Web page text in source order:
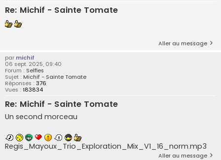
Re: Michif - Sainte Tomate
Aller au message
par michif
06 sept. 2025, 09:40
Forum : Selfies
Sujet : Michif - Sainte Tomate
Réponses : 376
Vues : 183834
Re: Michif - Sainte Tomate
Un second morceau
Regis_Mayoux_Trio_Exploration_Mix_V1_16_norm.mp3
Aller au message